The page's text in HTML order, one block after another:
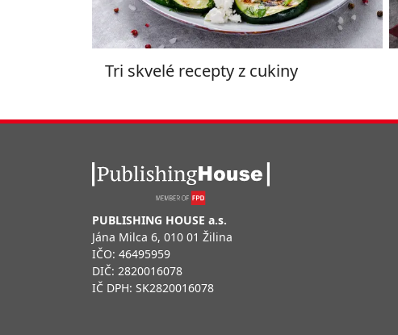
Tri skvelé recepty z cukiny
PUBLISHING HOUSE a.s.
Jána Milca 6, 010 01 Žilina
IČO: 46495959
DIČ: 2820016078
IČ DPH: SK2820016078